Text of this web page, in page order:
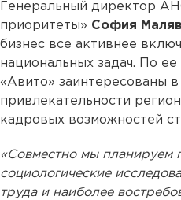
Генеральный директор
приоритеты» София
бизнес все активнее
национальных задач. По
«Авито» заинтересованы
привлекательности
кадровых возможностей
«Совместно мы планируем
социологические
труда и наиболее